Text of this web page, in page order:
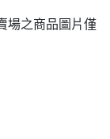
場之商品圖片僅